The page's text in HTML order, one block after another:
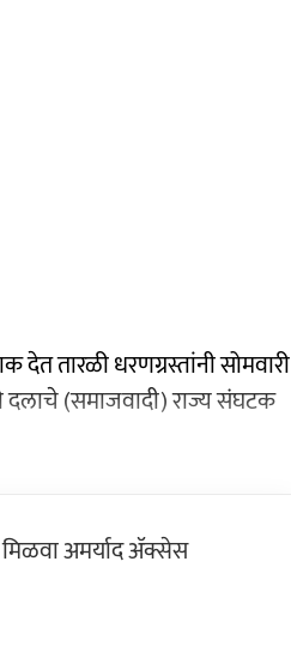
देत तारळी धरणग्रस्तांनी सोमवारी
दलाचे (समाजवादी) राज्य संघटक
अमर्याद ॲक्सेस